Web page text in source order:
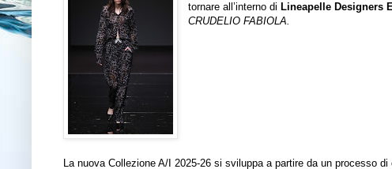
tornare all’interno di Lineapelle Designers
CRUDELIO FABIOLA.
La nuova Collezione A/I 2025-26 si sviluppa a partire da un processo